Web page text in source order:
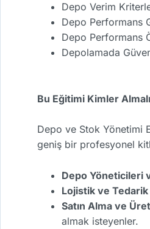
Depo Verim
Depo Performans
Depo Performans
Depolamada
Bu Eğitimi Kimler
Depo ve Stok Yönetimi
geniş bir profesyonel
Depo Yöneticileri
Lojistik ve
Satın Alma ve
almak isteyenler.